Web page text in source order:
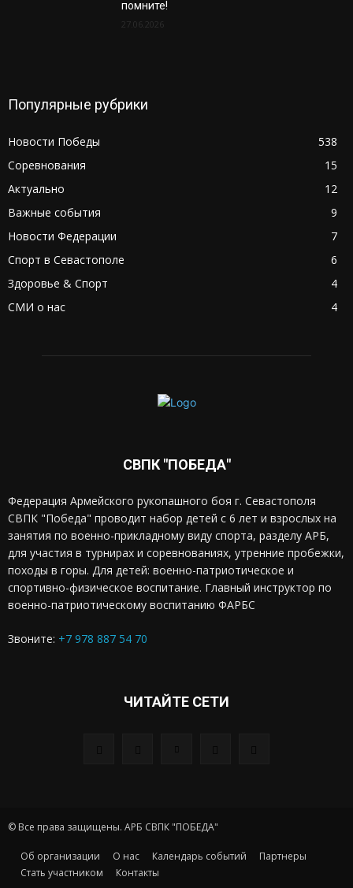
помните!
27.06.2026
Популярные рубрики
Новости Победы
538
Соревнования
15
Актуально
12
Важные события
9
Новости Федерации
7
Спорт в Севастополе
6
Здоровье & Спорт
4
СМИ о нас
4
СВПК "ПОБЕДА"
Федерация Армейского рукопашного боя г. Севастополя
СВПК "Победа" проводит набор детей с 6 лет и взрослых на
занятия по военно-прикладному виду спорта, разделу АРБ,
для участия в турнирах и соревнованиях, утренние пробежки,
походы в горы. Для детей: военно-патриотическое и
спортивно-физическое воспитание. Главный инструктор по
военно-патриотическому воспитанию ФАРБС
Звоните: +7 978 887 54 70
ЧИТАЙТЕ СЕТИ
© Все права защищены. АРБ СВПК "ПОБЕДА"
Об организации О нас Календарь событий
Партнеры
Стать участником
Контакты